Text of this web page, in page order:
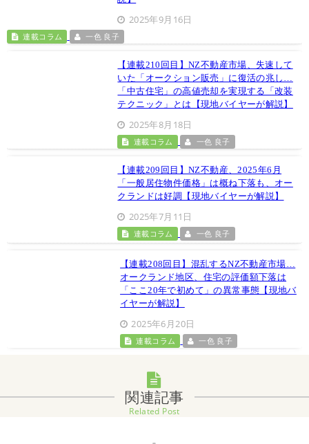
2025年9月16日
連載コラム 一色 良子
【連載210回目】NZ不動産市場、失速して
いた「オークション販売」に復活の兆し…
「中古住宅」の高値売却を実現する「改装
テクニック」とは【現地バイヤーが解説】
2025年8月18日
連載コラム 一色 良子
【連載209回目】NZ不動産、2025年6月
「一般居住物件価格」は概ね下落も、オー
クランドは好調【現地バイヤーが解説】
2025年7月11日
連載コラム 一色 良子
【連載208回目】混乱するNZ不動産市場…
オークランド地区、住宅の評価額下落は
「ここ20年で初めて」の異常事態【現地バ
イヤーが解説】
2025年6月20日
連載コラム 一色 良子
関連記事
Related Post